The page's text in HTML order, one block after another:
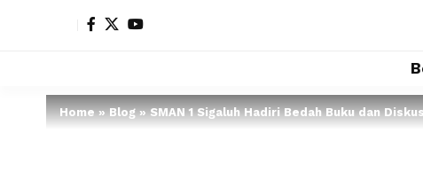
Home»Blog»SMAN 1 Sigaluh Hadiri Bedah Buku dan